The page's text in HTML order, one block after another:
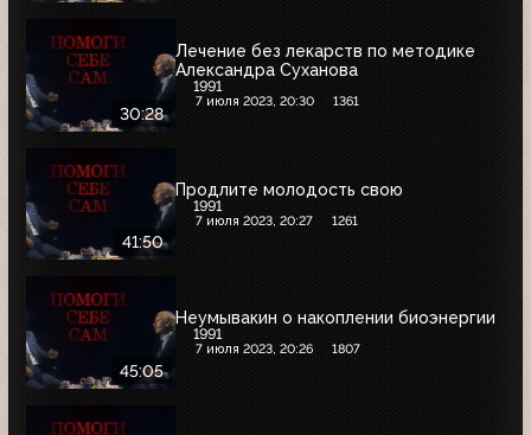
30:28
Лечение без лекарств по методике
Александра Суханова
1991
7 июля 2023, 20:30 1361
41:50
Продлите молодость свою
1991
7 июля 2023, 20:27 1261
45:05
Неумывакин о накоплении биоэнергии
1991
7 июля 2023, 20:26 1807